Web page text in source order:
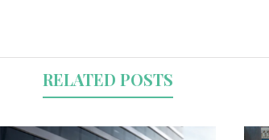
RELATED POSTS